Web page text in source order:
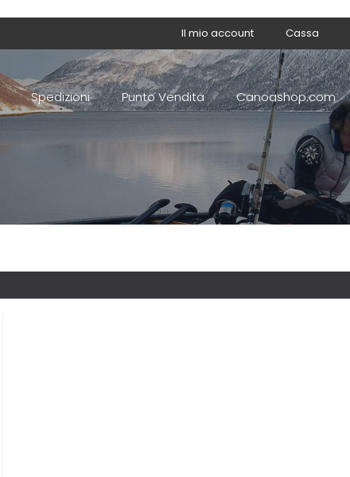
Il mio account Cassa
Spedizioni Punto Vendita Canoashop.com